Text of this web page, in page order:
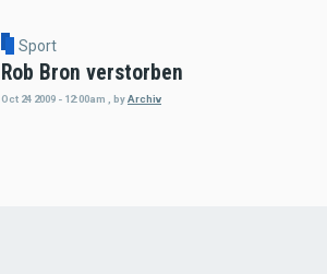
Sport
Rob Bron verstorben
Oct 24 2009 - 12:00am byArchiv